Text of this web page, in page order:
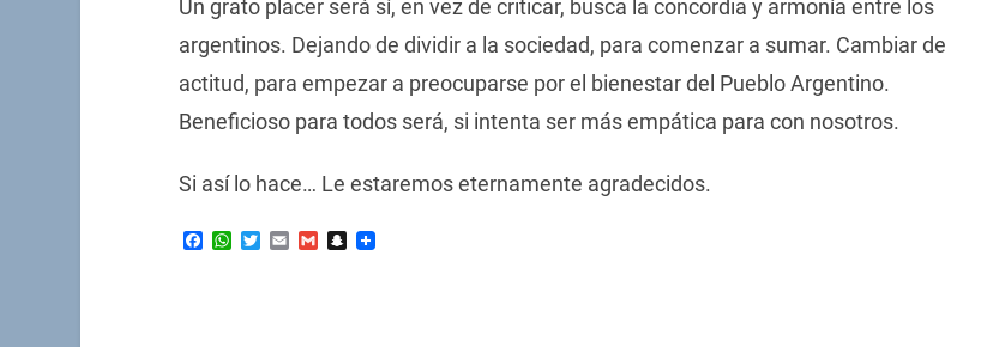
Un grato placer será sí, en vez de criticar, busca la concordia y armonía entre los
argentinos. Dejando de dividir a la sociedad, para comenzar a sumar. Cambiar de
actitud, para empezar a preocuparse por el bienestar del Pueblo Argentino.
Beneficioso para todos será, si intenta ser más empática para con nosotros.
Si así lo hace… Le estaremos eternamente agradecidos.
Facebook
WhatsApp
Twitter
EmailGmailSnapchat